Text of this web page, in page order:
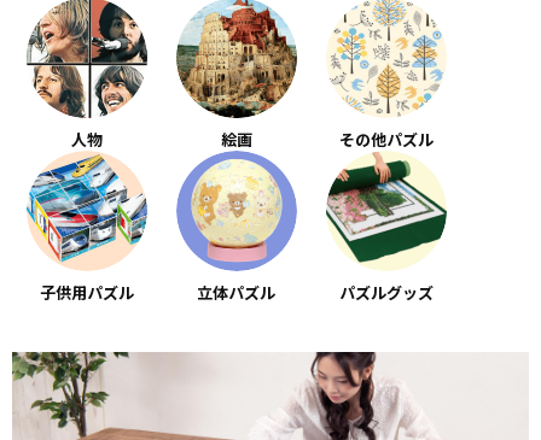
人物 絵画 その他パズル
子供用パズル 立体パズル パズルグッズ